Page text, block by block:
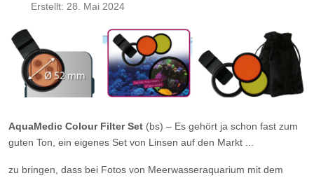
Erstellt: 28. Mai 2024
AquaMedic Colour Filter Set (bs) – Es gehört ja schon fast zum
guten Ton, ein eigenes Set von Linsen auf den Markt ...
zu bringen, dass bei Fotos von Meerwasseraquarium mit dem